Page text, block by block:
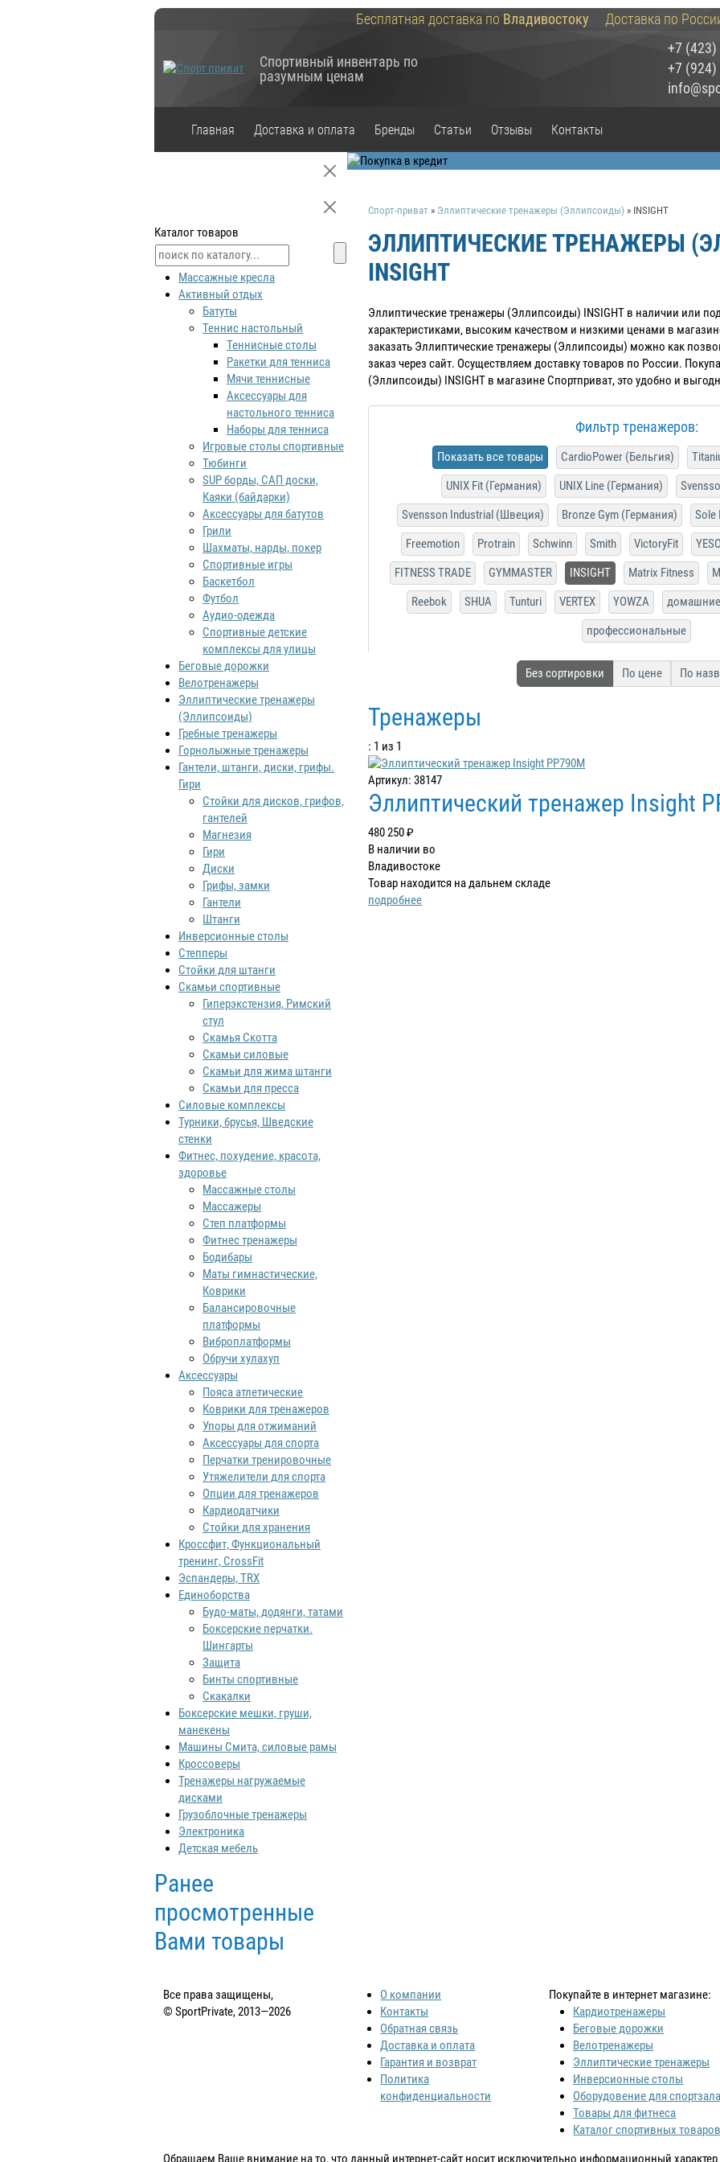
Бесплатная доставка по Владивостоку Доставка по
Спортивный инвентарь по
разумным ценам
+7 (423)
+7 (924)
Главная Доставка и оплата Бренды Статьи Отзывы Контакты
Спорт-приват » Эллиптические тренажеры (Эллипсоиды) » INSIGHT
ЭЛЛИПТИЧЕСКИЕ ТРЕНАЖЕРЫ
INSIGHT
Эллиптические тренажеры (Эллипсоиды) INSIGHT в наличии или
характеристиками, высоким качеством и низкими ценами в
заказать Эллиптические тренажеры (Эллипсоиды) можно как
заказ через сайт. Осуществляем доставку товаров по России.
(Эллипсоиды) INSIGHT в магазине Спортприват, это удобно и
Фильтр тренажеров:
Показать все товары CardioPower (Бельгия)
UNIX Fit (Германия)
UNIX Line (Германия)
Svensson Industrial (Швеция)
Bronze Gym (Германия)
Freemotion
Protrain Schwinn Smith VictoryFit
FITNESS TRADE
GYMMASTER INSIGHT Matrix Fitness
Reebok
SHUA Tunturi VERTEX YOWZA домашние
профессиональные
Без сортировки По цене По
Тренажеры
: 1 из 1
Артикул: 38147
Эллиптический тренажер Insight
480 250 ₽
В наличии во
Владивостоке
Товар находится на дальнем складе
подробнее
Каталог товаров
Массажные кресла
Активный отдых
Батуты
Теннис настольный
Теннисные столы
Ракетки для тенниса
Мячи теннисные
Аксессуары для
настольного тенниса
Наборы для тенниса
Игровые столы спортивные
Тюбинги
SUP борды, САП доски,
Каяки (байдарки)
Аксессуары для батутов
Грили
Шахматы, нарды, покер
Спортивные игры
Баскетбол
Футбол
Аудио-одежда
Спортивные детские
комплексы для улицы
Беговые дорожки
Велотренажеры
Эллиптические тренажеры
(Эллипсоиды)
Гребные тренажеры
Горнолыжные тренажеры
Гантели, штанги, диски, грифы.
Гири
Стойки для дисков, грифов,
гантелей
Магнезия
Гири
Диски
Грифы, замки
Гантели
Штанги
Инверсионные столы
Степперы
Стойки для штанги
Скамьи спортивные
Гиперэкстензия, Римский
стул
Скамья Скотта
Скамьи силовые
Скамьи для жима штанги
Скамьи для пресса
Силовые комплексы
Турники, брусья, Шведские
стенки
Фитнес, похудение, красота,
здоровье
Массажные столы
Массажеры
Степ платформы
Фитнес тренажеры
Бодибары
Маты гимнастические,
Коврики
Балансировочные
платформы
Виброплатформы
Обручи хулахуп
Аксессуары
Пояса атлетические
Коврики для тренажеров
Упоры для отжиманий
Аксессуары для спорта
Перчатки тренировочные
Утяжелители для спорта
Опции для тренажеров
Кардиодатчики
Стойки для хранения
Кроссфит, Функциональный
тренинг, CrossFit
Эспандеры, TRX
Единоборства
Будо-маты, додянги, татами
Боксерские перчатки.
Шингарты
Защита
Бинты спортивные
Скакалки
Боксерские мешки, груши,
манекены
Машины Смита, силовые рамы
Кроссоверы
Тренажеры нагружаемые
дисками
Грузоблочные тренажеры
Электроника
Детская мебель
Ранее
просмотренные
Вами товары
Все права защищены,
© SportPrivate, 2013—2026
О компании
Контакты
Обратная связь
Доставка и оплата
Гарантия и возврат
Политика
конфиденциальности
Покупайте в интернет магазине:
Кардиотренажеры
Беговые дорожки
Велотренажеры
Эллиптические тренажеры
Инверсионные столы
Оборудовение для спортзала
Товары для фитнеса
Каталог спортивных товаров
Обращаем Ваше внимание на то, что данный интернет-сайт носит исключительно информационный характер